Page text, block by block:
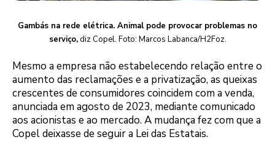
Gambás na rede elétrica. Animal pode provocar problemas no
serviço,diz Copel. Foto: Marcos Labanca/H2Foz.
Mesmo a empresa não estabelecendo relação entre o
aumento das reclamações e a privatização, as queixas
crescentes de consumidores coincidem com a venda,
anunciada em agosto de 2023, mediante comunicado
aos acionistas e ao mercado. A mudança fez com que a
Copel deixasse de seguir a Lei das Estatais.